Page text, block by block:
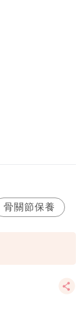
骨關節保養